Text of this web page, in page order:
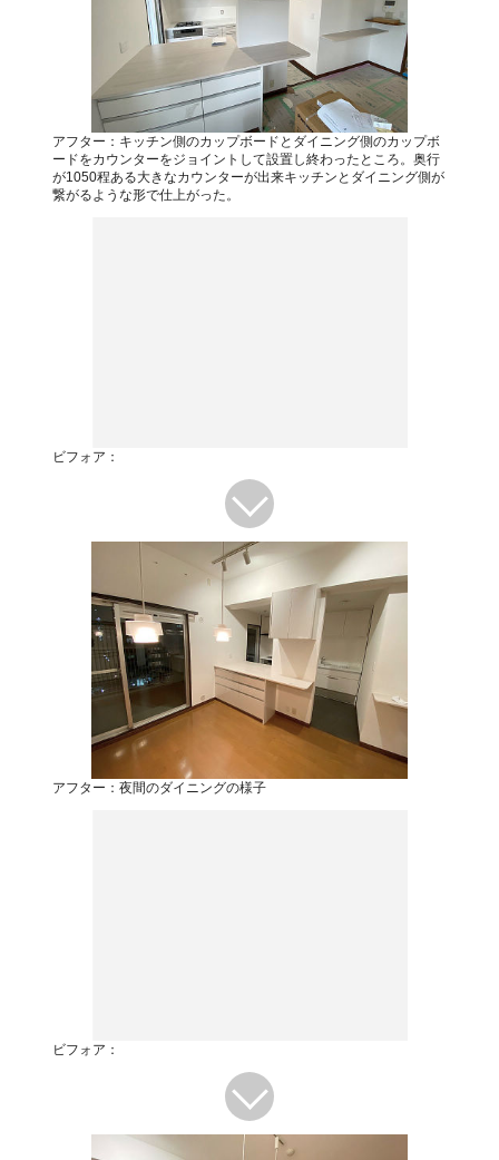
アフター：キッチン側のカップボードとダイニング側のカップボ
ードをカウンターをジョイントして設置し終わったところ。奥行
が1050程ある大きなカウンターが出来キッチンとダイニング側が
繋がるような形で仕上がった。
ビフォア：
アフター：夜間のダイニングの様子
ビフォア：